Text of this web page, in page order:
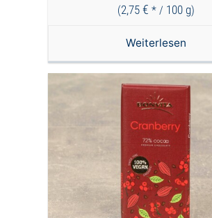
(2,75 € * / 100 g)
Weiterlesen